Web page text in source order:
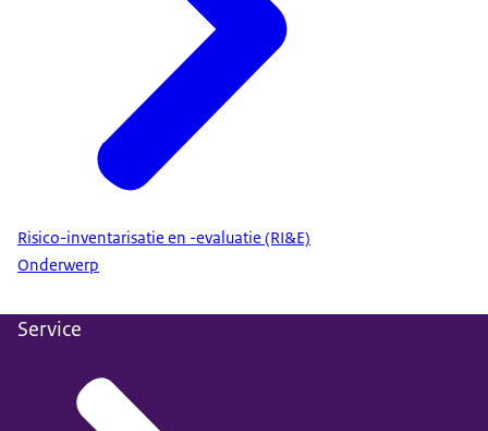
Risico-inventarisatie en -evaluatie (RI&E)
Onderwerp
Service